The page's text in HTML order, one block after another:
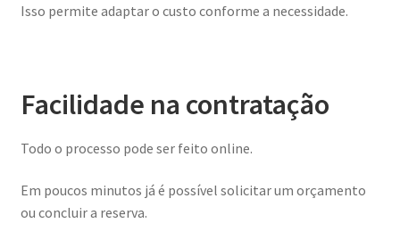
Isso permite adaptar o custo conforme a necessidade.
Facilidade na contratação
Todo o processo pode ser feito online.
Em poucos minutos já é possível solicitar um orçamento
ou concluir a reserva.